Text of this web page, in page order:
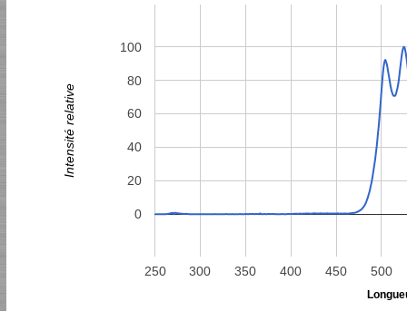
250 300 350 400 450 500
0
20
40
60
80
100
Intensité relative